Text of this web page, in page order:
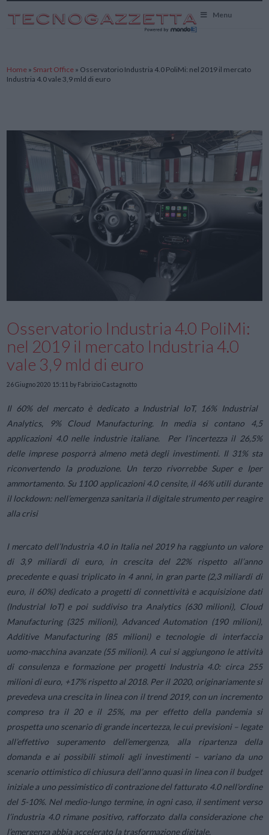
Menu
Home » Smart Office » Osservatorio Industria 4.0 PoliMi: nel 2019 il mercato
Industria 4.0 vale 3,9 mld di euro
Osservatorio Industria 4.0 PoliMi:
nel 2019 il mercato Industria 4.0
vale 3,9 mld di euro
26 Giugno 2020 15:11 by Fabrizio Castagnotto
Il 60% del mercato è dedicato a Industrial IoT, 16% Industrial
Analytics, 9% Cloud Manufacturing. In media si contano 4,5
applicazioni 4.0 nelle industrie italiane.
Per l’incertezza il 26,5%
delle imprese posporrà almeno metà degli investimenti. Il 31% sta
riconvertendo la produzione. Un terzo rivorrebbe Super e Iper
ammortamento. Su 1100 applicazioni 4.0 censite, il 46% utili durante
il lockdown: nell’emergenza sanitaria il digitale strumento per reagire
alla crisi
l mercato dell’Industria 4.0 in Italia nel 2019 ha raggiunto un valore
di 3,9 miliardi di euro, in crescita del 22% rispetto all’anno
precedente e quasi triplicato in 4 anni, in gran parte (2,3 miliardi di
euro, il 60%) dedicato a progetti di connettività e acquisizione dati
(Industrial IoT) e poi suddiviso tra Analytics (630 milioni), Cloud
Manufacturing (325 milioni), Advanced Automation (190 milioni),
Additive Manufacturing (85 milioni) e tecnologie di interfaccia
uomo-macchina avanzate (55 milioni). A cui si aggiungono le attività
di consulenza e formazione per progetti Industria 4.0: circa 255
milioni di euro, +17% rispetto al 2018. Per il 2020, originariamente si
prevedeva una crescita in linea con il trend 2019, con un incremento
compreso tra il 20 e il 25%, ma per effetto della pandemia si
prospetta uno scenario di grande incertezza, le cui previsioni – legate
all’effettivo superamento dell’emergenza, alla ripartenza della
domanda e ai possibili stimoli agli investimenti – variano da uno
scenario ottimistico di chiusura dell’anno quasi in linea con il budget
iniziale a uno pessimistico di contrazione del fatturato 4.0 nell’ordine
del 5-10%. Nel medio-lungo termine, in ogni caso, il sentiment verso
l’industria 4.0 rimane positivo, rafforzato dalla considerazione che
l’emergenza abbia accelerato la trasformazione digitale.